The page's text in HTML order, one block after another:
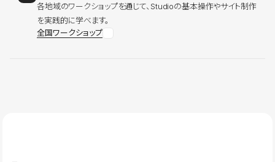
各地域のワークショップを通じて、Studioの基本操作やサイト制作
を実践的に学べます。
全国ワークショップ